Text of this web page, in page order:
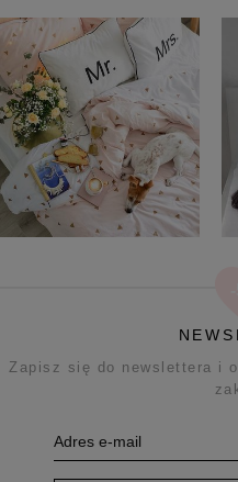
Zapisz się do newslettera i